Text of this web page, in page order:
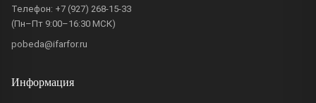
Телефон: +7 (927) 268-15-33
(Пн–Пт 9:00–16:30 МСК)
pobeda@ifarfor.ru
Информация